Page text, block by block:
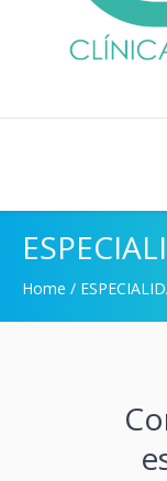
Home /